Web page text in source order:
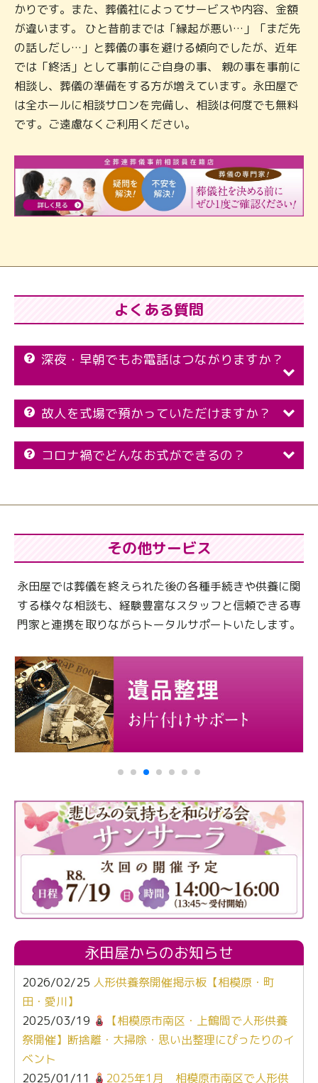
かりです。また、葬儀社によってサービスや内容、金額
が違います。 ひと昔前までは「縁起が悪い…」「まだ先
の話しだし…」と葬儀の事を避ける傾向でしたが、近年
では「終活」として事前にご自身の事、 親の事を事前に
相談し、葬儀の準備をする方が増えています。永田屋で
は全ホールに相談サロンを完備し、相談は何度でも無料
です。ご遠慮なくご利用ください。
よくある質問
深夜・早朝でもお電話はつながりますか？
故人を式場で預かっていただけますか？
コロナ禍でどんなお式ができるの？
その他サービス
永田屋では葬儀を終えられた後の各種手続きや供養に関
する様々な相談も、 経験豊富なスタッフと信頼できる専
門家と連携を取りながらトータルサポートいたします。
永田屋からのお知らせ
2026/02/25 人形供養祭開催掲示板【相模原・町
田・愛川】
2025/03/19
【相模原市南区・上鶴間で人形供養
祭開催】断捨離・大掃除・思い出整理にぴったりのイ
ベント
2025/01/11
2025年1月 相模原市南区で人形供